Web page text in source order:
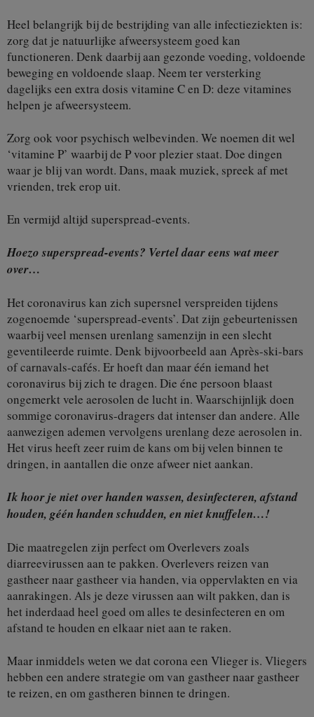
Heel belangrijk bij de bestrijding van alle infectieziekten is:
zorg dat je natuurlijke afweersysteem goed kan
functioneren. Denk daarbij aan gezonde voeding, voldoende
beweging en voldoende slaap. Neem ter versterking
dagelijks een extra dosis vitamine C en D: deze vitamines
helpen je afweersysteem.
Zorg ook voor psychisch welbevinden. We noemen dit wel
‘vitamine P’ waarbij de P voor plezier staat. Doe dingen
waar je blij van wordt. Dans, maak muziek, spreek af met
vrienden, trek erop uit.
En vermijd altijd superspread-events.
Hoezo superspread-events? Vertel daar eens wat meer
over…
Het coronavirus kan zich supersnel verspreiden tijdens
zogenoemde ‘superspread-events’. Dat zijn gebeurtenissen
waarbij veel mensen urenlang samenzijn in een slecht
geventileerde ruimte. Denk bijvoorbeeld aan Après-ski-bars
of carnavals-cafés. Er hoeft dan maar één iemand het
coronavirus bij zich te dragen. Die éne persoon blaast
ongemerkt vele aerosolen de lucht in. Waarschijnlijk doen
sommige coronavirus-dragers dat intenser dan andere. Alle
aanwezigen ademen vervolgens urenlang deze aerosolen in.
Het virus heeft zeer ruim de kans om bij velen binnen te
dringen, in aantallen die onze afweer niet aankan.
Ik hoor je niet over handen wassen, desinfecteren, afstand
houden, géén handen schudden, en niet knuffelen…!
Die maatregelen zijn perfect om Overlevers zoals
diarreevirussen aan te pakken. Overlevers reizen van
gastheer naar gastheer via handen, via oppervlakten en via
aanrakingen. Als je deze virussen aan wilt pakken, dan is
het inderdaad heel goed om alles te desinfecteren en om
afstand te houden en elkaar niet aan te raken.
Maar inmiddels weten we dat corona een Vlieger is. Vliegers
hebben een andere strategie om van gastheer naar gastheer
te reizen, en om gastheren binnen te dringen.